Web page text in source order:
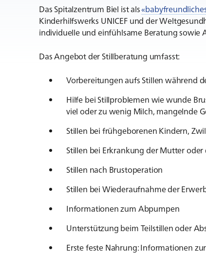
Das Spitalzentrum Biel ist als
Kinderhilfswerks UNICEF und der
individuelle und einfühlsame Beratung sowie
Das Angebot der Stillberatung umfasst:
Vorbereitungen aufs Stillen während
Hilfe bei Stillproblemen wie wunde
viel oder zu wenig Milch, mangelnde
Stillen bei frühgeborenen Kindern,
Stillen bei Erkrankung der Mutter oder
Stillen nach Brustoperation
Stillen bei Wiederaufnahme der
Informationen zum Abpumpen
Unterstützung beim Teilstillen oder
Erste feste Nahrung: Informationen